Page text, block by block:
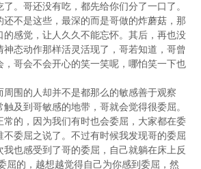
。哥还没有吃，都先给你们分了一口了。
不是这些，最深的而是哥做的炸蘑菇，那
的感觉，让人久久不能忘怀。其后，再也没
态动作那样活灵活现了，哥若知道，哥曾
，哥会不会开心的笑一笑呢，哪怕笑一下也
围的人却并不是都那么的敏感善于观察
及到哥敏感的地带，哥就会觉得很委屈。
常的，因为我们有时也会委屈，大家都在委
不委屈之说了。不过有时候我发现哥的委屈
也感受到了哥的委屈，自己就躺在床上反
屈的，越想越觉得自己为你感到委屈，然